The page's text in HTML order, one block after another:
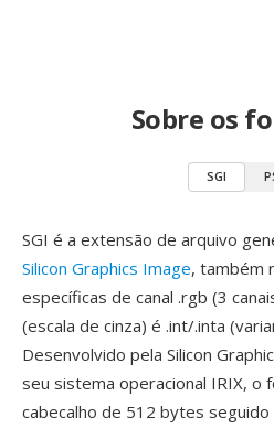
Sobre os
SGI
SGI é a extensão de arquivo
Silicon Graphics Image, também
específicas de canal .rgb (3
(escala de cinza) é .int/.inta
Desenvolvido pela Silicon
seu sistema operacional IRIX, o
cabecalho de 512 bytes